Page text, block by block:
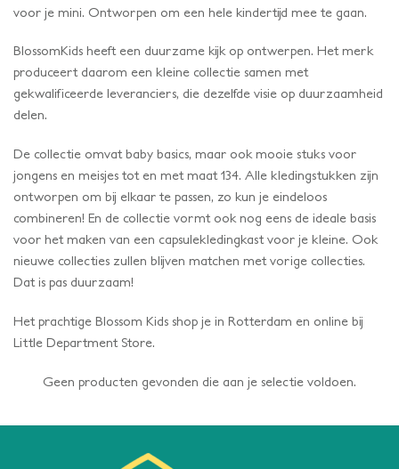
voor je mini. Ontworpen om een hele ​​kindertijd mee te gaan.
BlossomKids heeft een duurzame kijk op ontwerpen. Het merk
produceert daarom een ​​kleine collectie samen met
gekwalificeerde leveranciers, die dezelfde visie op duurzaamheid
delen.
De collectie omvat baby basics, maar ook mooie stuks voor
jongens en meisjes tot en met maat 134. Alle kledingstukken zijn
ontworpen om bij elkaar te passen, zo kun je eindeloos
combineren! En de collectie vormt ook nog eens de ideale basis
voor het maken van een capsulekledingkast voor je kleine. Ook
nieuwe collecties zullen blijven matchen met vorige collecties.
Dat is pas duurzaam!
Het prachtige Blossom Kids shop je in Rotterdam en online bij
Little Department Store.
Geen producten gevonden die aan je selectie voldoen.